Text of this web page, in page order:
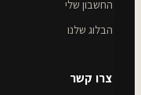
החשבון שלי
הבלוג שלנו
צרו קשר